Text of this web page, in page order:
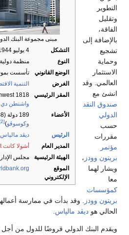
مبنى مجموعة البنك
التشكل
4 يوليو 1944
النوع
منظمة دولية
الوضع القانوني
تأسست
الغرض
التنمية
المقر الرئيسي
1818 H Street Northwest،
واشنطن
الأعضاء 189 دولة (188
وكوسوڤو)
[2]
الرئيس ديڤد مالپاس
المدير العام أشولا كانت Kant
الهيئة الرئيسية مجلس
الموقع
الإلكتروني
.org
التطوير
وتقليل
الفاقة،
بالإضافة إلى
تشجيع
وحماية
الاستثمار
العالمي. وقد
انشئ مع
صندوق النقد
الدولي
حسب
مقررات
مؤتمر
بريتون وودز ،
ويشار لهما
معا
كمؤسسات
بريتون وودز
. وقد بدأت في ممارسة
الحالي هو ديڤد مالپاس
ويقدم البنك الدولي قروضًا للدول من